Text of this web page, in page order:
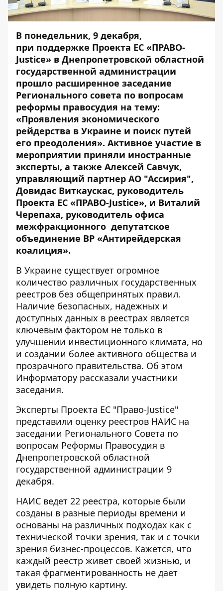
В понедельник, 9 декабря,
при поддержке Проекта ЕС «ПРАВО-
Justice» в Днепропетровской областной
государственной администрации
прошло расширенное заседание
Регионального совета по вопросам
реформы правосудия на тему:
«Проявления экономического
рейдерства в Украине и поиск путей
его преодоления». Активное участие в
мероприятии приняли иностранные
эксперты, а также Алексей Савчук,
управляющий партнер АО "Ассирия",
Довидас Виткаускас, руководитель
Проекта ЕС «ПРАВО-Justice», и Виталий
Черепаха, руководитель офиса
межфракционного депутатское
объединение ВР «Антирейдерская
коалиция».
В Украине существует огромное
количество различных государственных
реестров без общепринятых правил.
Наличие безопасных, надежных и
доступных данных в реестрах является
ключевым фактором не только в
улучшении инвестиционного климата, но
и создании более активного общества и
прозрачного правительства. Об этом
Информатору рассказали участники
заседания.
Эксперты Проекта ЕС "Право-Justice"
представили оценку реестров НАИС на
заседании Регионального Совета по
вопросам Реформы Правосудия в
Днепропетровской областной
государственной администрации 9
декабря.
НАИС ведет 22 реестра, которые были
созданы в разные периоды времени и
основаны на различных подходах как с
технической точки зрения, так и с точки
зрения бизнес-процессов. Кажется, что
каждый реестр живет своей жизнью, и
такая фрагментированность не дает
увидеть полную картину.